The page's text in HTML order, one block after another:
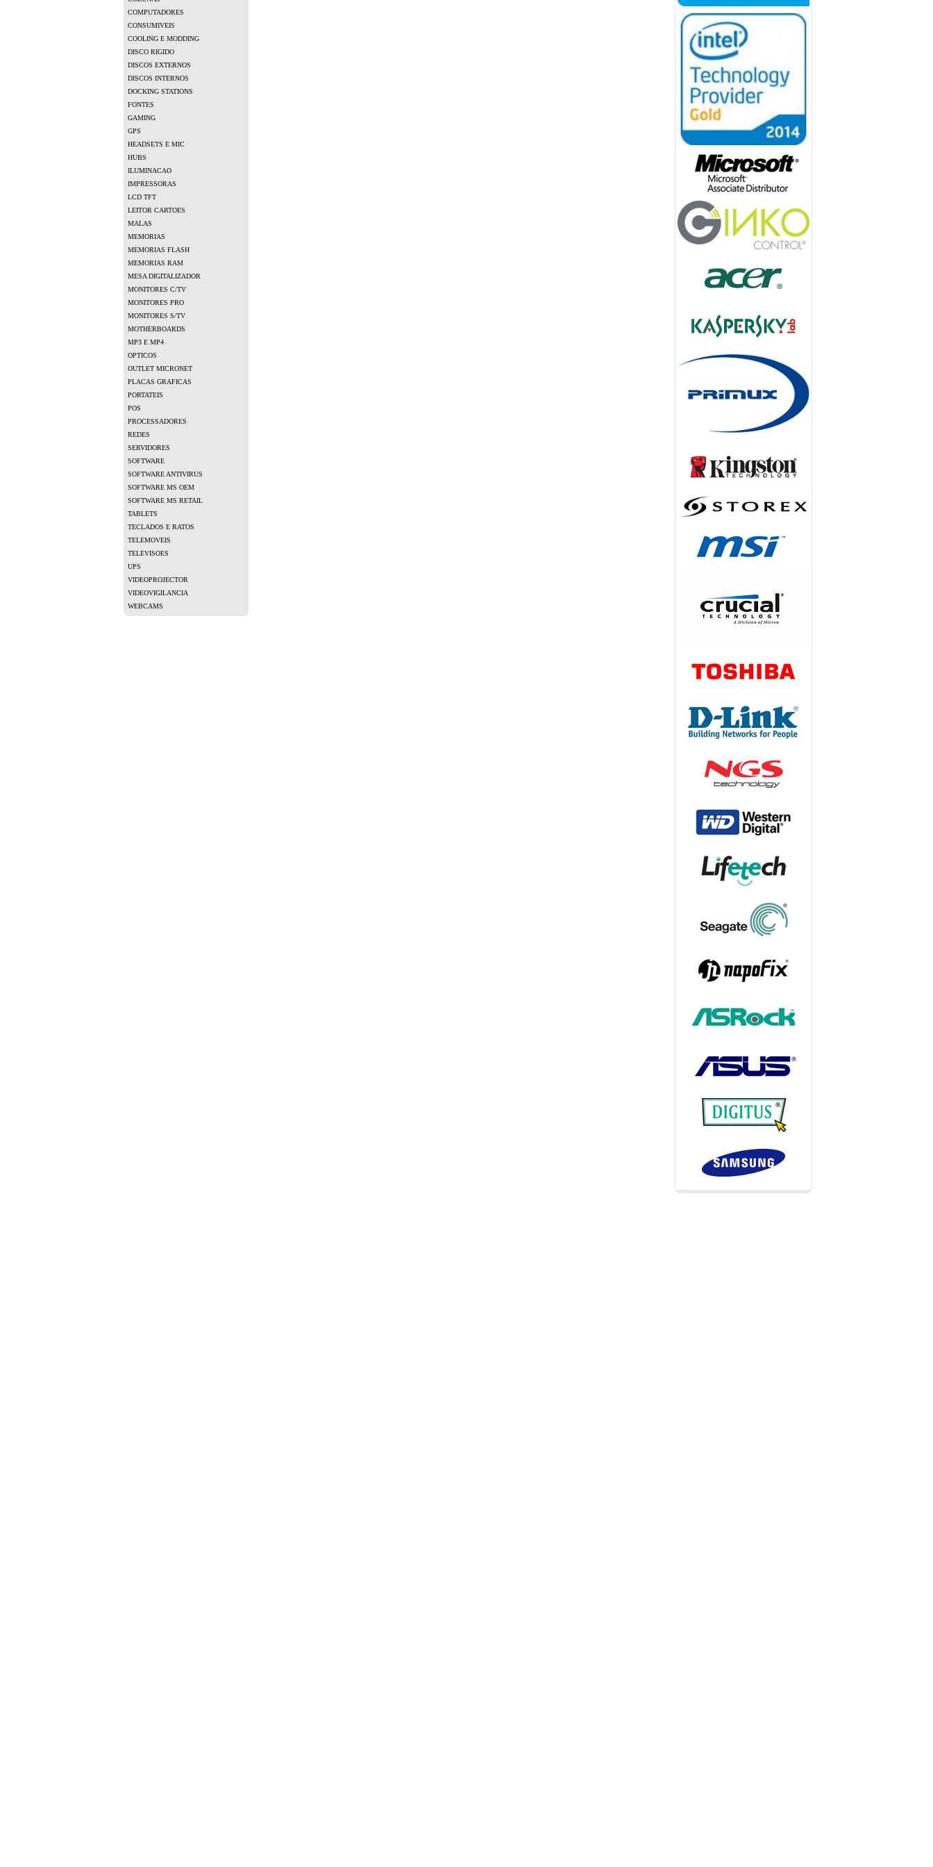
COMPUTADORES
CONSUMIVEIS
COOLING E MODDING
DISCO RIGIDO
DISCOS EXTERNOS
DISCOS INTERNOS
DOCKING STATIONS
FONTES
GAMING
GPS
HEADSETS E MIC
HUBS
ILUMINACAO
IMPRESSORAS
LCD TFT
LEITOR CARTOES
MALAS
MEMORIAS
MEMORIAS FLASH
MEMORIAS RAM
MESA DIGITALIZADOR
MONITORES C/TV
MONITORES PRO
MONITORES S/TV
MOTHERBOARDS
MP3 E MP4
OPTICOS
OUTLET MICRONET
PLACAS GRAFICAS
PORTATEIS
POS
PROCESSADORES
REDES
SERVIDORES
SOFTWARE
SOFTWARE ANTIVIRUS
SOFTWARE MS OEM
SOFTWARE MS RETAIL
TABLETS
TECLADOS E RATOS
TELEMOVEIS
TELEVISOES
UPS
VIDEOPROJECTOR
VIDEOVIGILANCIA
WEBCAMS